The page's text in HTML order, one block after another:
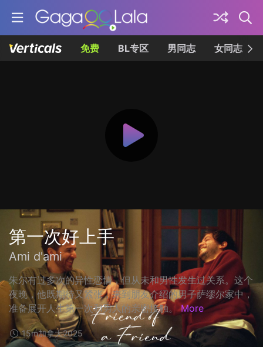
免费 BL专区 男同志 女同志
第一次好上手
Ami d'ami
朱尔有过多次的异性恋情，但从未和男性发生过关系。这个
夜晚，他既期待又紧张，来到朋友介绍的男子萨缪尔家中，
准备展开人生第一次和男人的亲密接触。 More
15m加拿大2025